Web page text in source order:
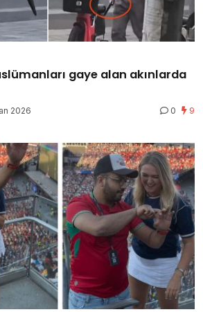
gaye alan akınlarda
2026 0 9